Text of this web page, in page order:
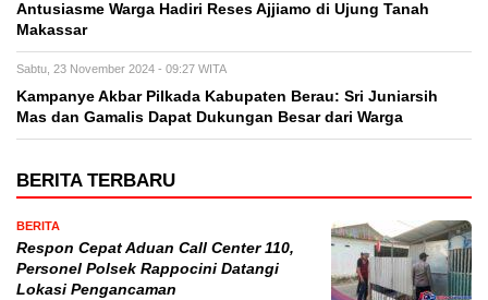
Antusiasme Warga Hadiri Reses Ajjiamo di Ujung Tanah
Makassar
Sabtu, 23 November 2024 - 09:27 WITA
Kampanye Akbar Pilkada Kabupaten Berau: Sri Juniarsih
Mas dan Gamalis Dapat Dukungan Besar dari Warga
BERITA TERBARU
BERITA
Respon Cepat Aduan Call Center 110,
Personel Polsek Rappocini Datangi
Lokasi Pengancaman